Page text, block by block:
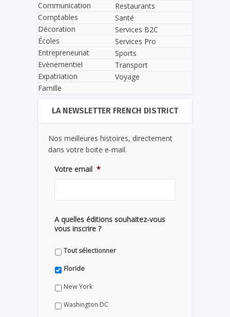
Communication
Comptables
Décoration
Écoles
Entrepreneuriat
Evènementiel
Expatriation
Famille
Restaurants
Santé
Services B2C
Services Pro
Sports
Transport
Voyage
LA NEWSLETTER FRENCH DISTRICT
Nos meilleures histoires, directement
dans votre boite e-mail.
Votre email *
A quelles éditions souhaitez-vous
vous inscrire ?
Tout sélectionner
Floride
New York
Washington DC